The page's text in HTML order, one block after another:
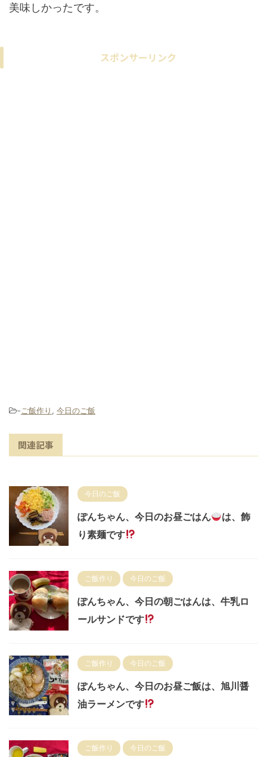
美味しかったです。
スポンサーリンク
- ご飯作り , 今日のご飯
関連記事
今日のご飯
ぽんちゃん、今日のお昼ごはん
は、飾
り素麺です
ご飯作り 今日のご飯
ぽんちゃん、今日の朝ごはんは、牛乳ロ
ールサンドです
ご飯作り 今日のご飯
ぽんちゃん、今日のお昼ご飯は、旭川醤
油ラーメンです
ご飯作り 今日のご飯